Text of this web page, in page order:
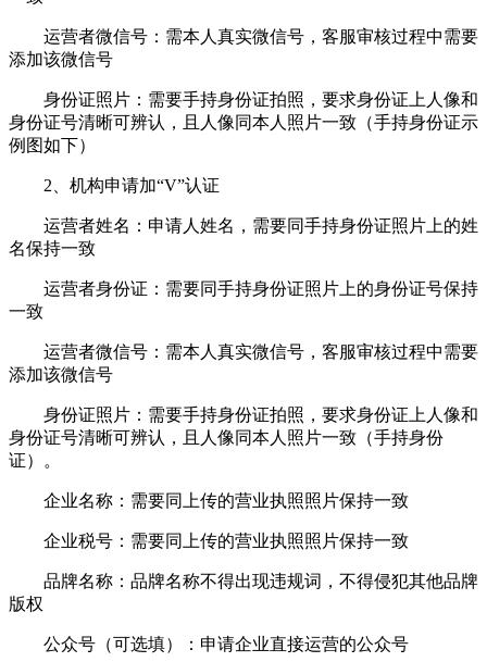
运营者微信号：需本人真实微信号，客服审核过程中需要
添加该微信号
身份证照片：需要手持身份证拍照，要求身份证上人像和
身份证号清晰可辨认，且人像同本人照片一致（手持身份证示
例图如下）
2、机构申请加“V”认证
运营者姓名：申请人姓名，需要同手持身份证照片上的姓
名保持一致
运营者身份证：需要同手持身份证照片上的身份证号保持
一致
运营者微信号：需本人真实微信号，客服审核过程中需要
添加该微信号
身份证照片：需要手持身份证拍照，要求身份证上人像和
身份证号清晰可辨认，且人像同本人照片一致（手持身份
证）。
企业名称：需要同上传的营业执照照片保持一致
企业税号：需要同上传的营业执照照片保持一致
品牌名称：品牌名称不得出现违规词，不得侵犯其他品牌
版权
公众号（可选填）：申请企业直接运营的公众号